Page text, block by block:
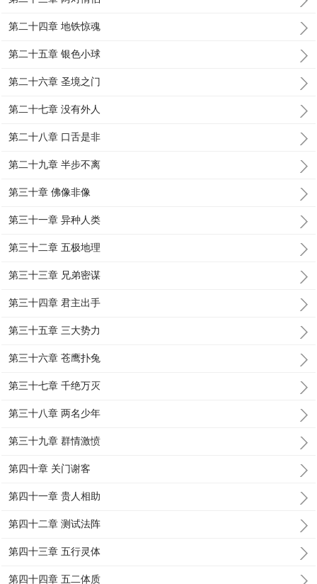
第二十四章 地铁惊魂
第二十五章 银色小球
第二十六章 圣境之门
第二十七章 没有外人
第二十八章 口舌是非
第二十九章 半步不离
第三十章 佛像非像
第三十一章 异种人类
第三十二章 五极地理
第三十三章 兄弟密谋
第三十四章 君主出手
第三十五章 三大势力
第三十六章 苍鹰扑兔
第三十七章 千绝万灭
第三十八章 两名少年
第三十九章 群情激愤
第四十章 关门谢客
第四十一章 贵人相助
第四十二章 测试法阵
第四十三章 五行灵体
第四十四章 五二体质